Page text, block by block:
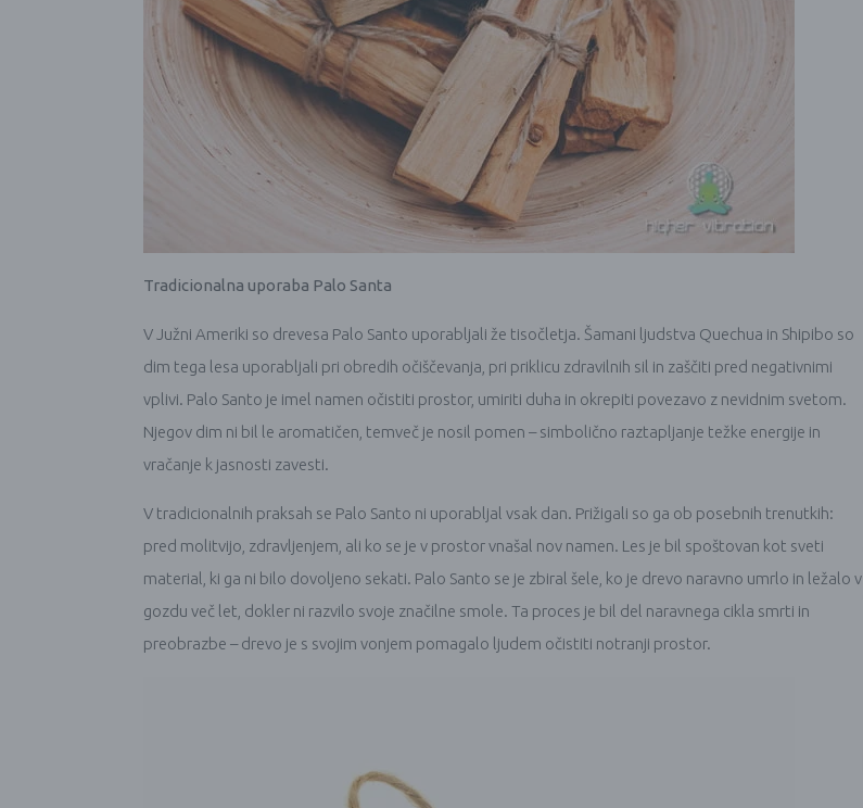
Tradicionalna uporaba Palo Santa
V Južni Ameriki so drevesa Palo Santo uporabljali že tisočletja. Šamani ljudstva Quechua in Shipibo so
dim tega lesa uporabljali pri obredih očiščevanja, pri priklicu zdravilnih sil in zaščiti pred negativnimi
vplivi. Palo Santo je imel namen očistiti prostor, umiriti duha in okrepiti povezavo z nevidnim svetom.
Njegov dim ni bil le aromatičen, temveč je nosil pomen – simbolično raztapljanje težke energije in
vračanje k jasnosti zavesti.
V tradicionalnih praksah se Palo Santo ni uporabljal vsak dan. Prižigali so ga ob posebnih trenutkih:
pred molitvijo, zdravljenjem, ali ko se je v prostor vnašal nov namen. Les je bil spoštovan kot sveti
material, ki ga ni bilo dovoljeno sekati. Palo Santo se je zbiral šele, ko je drevo naravno umrlo in ležalo v
gozdu več let, dokler ni razvilo svoje značilne smole. Ta proces je bil del naravnega cikla smrti in
preobrazbe – drevo je s svojim vonjem pomagalo ljudem očistiti notranji prostor.